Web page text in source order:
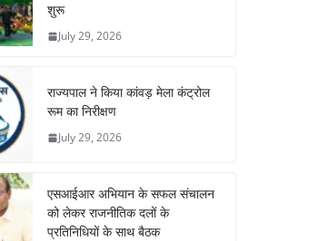
शुरू
July 29, 2026
राज्यपाल ने किया कांवड़ मेला कंट्रोल
रूम का निरीक्षण
July 29, 2026
एसआईआर अभियान के सफल संचालन
को लेकर राजनीतिक दलों के
प्रतिनिधियों के साथ बैठक